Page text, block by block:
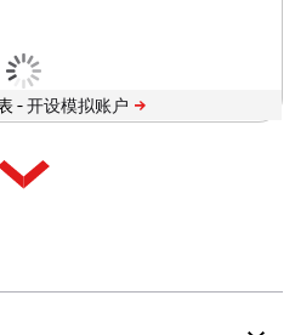
-